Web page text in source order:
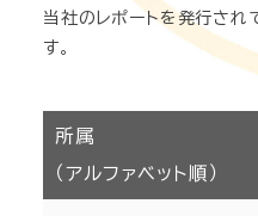
グループ会社
経営理念・社長メッ
IR情報トップ
企業情報
経営方針・戦略
ニュースリリース
採用情報
当社のレポートを発行され
す。
所属
（アルファベット順）